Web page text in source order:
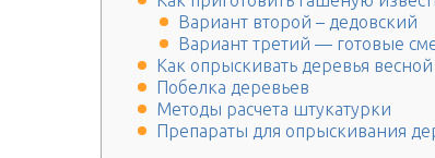
Вариант второй – дедовский
Вариант третий — готовые
Как опрыскивать деревья весной
Побелка деревьев
Методы расчета штукатурки
Препараты для опрыскивания